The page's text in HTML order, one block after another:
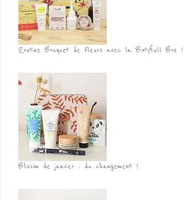
Routine Bouquet de Fleurs avec la Biotyfull Box !
Blissim de janvier : du changement !